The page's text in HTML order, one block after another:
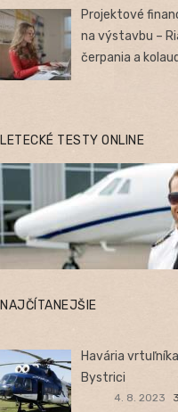
Projektové
na výstavbu –
čerpania a
LETECKÉ TESTY ONLINE
NAJČÍTANEJŠIE
Havária
Bystrici
4. 8. 2023